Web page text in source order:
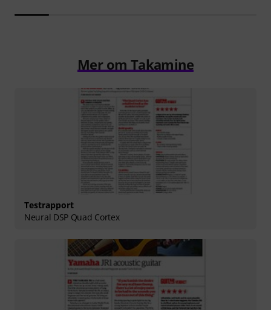
Mer om Takamine
Testrapport
Neural DSP Quad Cortex